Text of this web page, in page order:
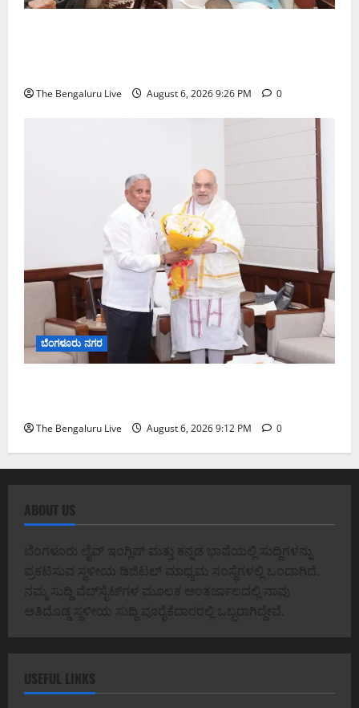
The Bengaluru Live August 6, 2026 9:26 PM 0
ಬೆಂಗಳೂರು ನಗರ
The Bengaluru Live August 6, 2026 9:12 PM 0
ABOUT US
ಬೆಂಗಳೂರು ಲೈವ್ ಇಂಗ್ಲಿಷ್ ಮತ್ತು ಕನ್ನಡ ಭಾಷೆಯಲ್ಲಿ ಸುದ್ದಿಗಳನ್ನು
ಪ್ರಕಟಿಸುವ ಸ್ಥಳೀಯ ಡಿಜಿಟಲ್ ಮಾಧ್ಯಮ ಸಂಸ್ಥೆಗಳಲ್ಲಿ ಒಂದಾಗಿದೆ.
ನಮ್ಮ ಸುದ್ದಿ ವೆಬ್‌ಸೈಟ್‌ಗಳ ಮೂಲಕ ಅಂತರ್ಜಾಲದಲ್ಲಿ ನಾವು
ಅತಿದೊಡ್ಡ ಸ್ಥಳೀಯ ಸುದ್ದಿ ಪೂರೈಕೆದಾರರಲ್ಲಿ ಒಬ್ಬರಾಗಿದ್ದೇವೆ.
USEFUL LINKS